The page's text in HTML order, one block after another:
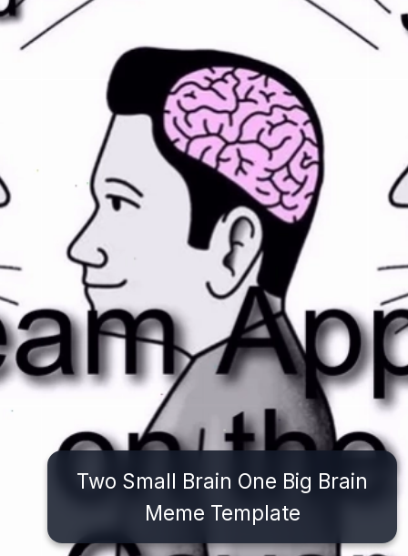
Two Small Brain One Big Brain
Meme Template